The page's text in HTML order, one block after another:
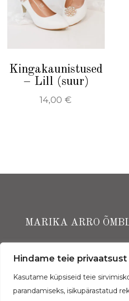
Hindame teie privaatsust
Kasutame küpsiseid teie
parandamiseks, isikupärastatud
Kingakaunistused
– Lill (suur)
14,00 €
MARIKA ARRO
Ekspressi Ärimaja I korrus,
(+372)
Arro Ateljee OÜ | rg-